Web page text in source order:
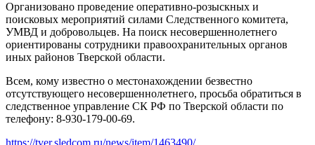
Организовано проведение оперативно-розыскных и
поисковых мероприятий силами Следственного комитета,
УМВД и добровольцев. На поиск несовершеннолетнего
ориентированы сотрудники правоохранительных органов
иных районов Тверской области.
Всем, кому известно о местонахождении безвестно
отсутствующего несовершеннолетнего, просьба обратиться в
следственное управление СК РФ по Тверской области по
телефону:​ 8-930-179-00-69.